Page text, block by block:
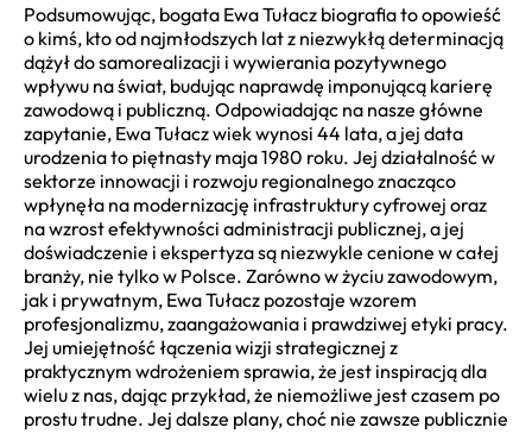
Podsumowując, bogata Ewa Tułacz biografia to opowieść
o kimś, kto od najmłodszych lat z niezwykłą determinacją
dążył do samorealizacji i wywierania pozytywnego
wpływu na świat, budując naprawdę imponującą karierę
zawodową i publiczną. Odpowiadając na nasze główne
zapytanie, Ewa Tułacz wiek wynosi 44 lata, a jej data
urodzenia to piętnasty maja 1980 roku. Jej działalność w
sektorze innowacji i rozwoju regionalnego znacząco
wpłynęła na modernizację infrastruktury cyfrowej oraz
na wzrost efektywności administracji publicznej, a jej
doświadczenie i ekspertyza są niezwykle cenione w całej
branży, nie tylko w Polsce. Zarówno w życiu zawodowym,
jak i prywatnym, Ewa Tułacz pozostaje wzorem
profesjonalizmu, zaangażowania i prawdziwej etyki pracy.
Jej umiejętność łączenia wizji strategicznej z
praktycznym wdrożeniem sprawia, że jest inspiracją dla
wielu z nas, dając przykład, że niemożliwe jest czasem po
prostu trudne. Jej dalsze plany, choć nie zawsze publicznie